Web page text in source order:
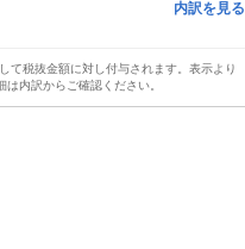
内訳を見る
て税抜金額に対し付与されます。表示より
内訳からご確認ください。